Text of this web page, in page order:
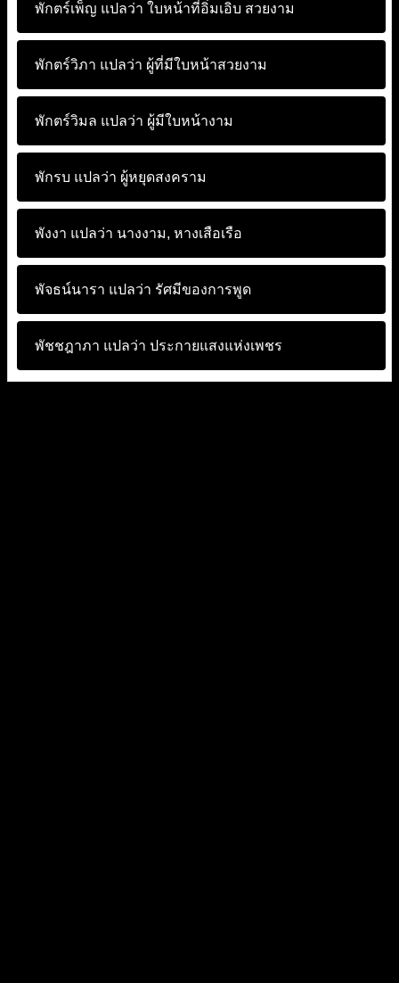
พักตร์เพ็ญ แปลว่า ใบหน้าที่อิ่มเอิบ สวยงาม
พักตร์วิภา แปลว่า ผู้ที่มีใบหน้าสวยงาม
พักตร์วิมล แปลว่า ผู้มีใบหน้างาม
พักรบ แปลว่า ผู้หยุดสงคราม
พังงา แปลว่า นางงาม, หางเสือเรือ
พัจธน์นารา แปลว่า รัศมีของการพูด
พัชชฎาภา แปลว่า ประกายแสงแห่งเพชร